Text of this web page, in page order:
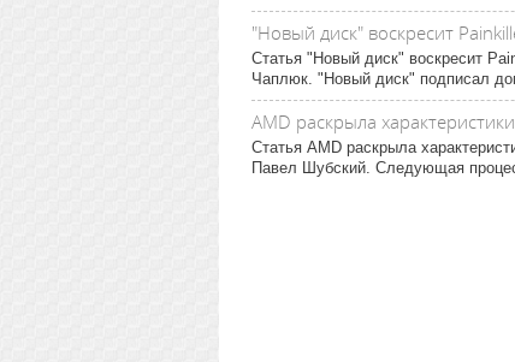
"Новый диск" воскресит
Статья "Новый диск" воскресит
Чаплюк. "Новый диск" подписал
AMD раскрыла
Статья AMD раскрыла
Павел Шубский. Следующая